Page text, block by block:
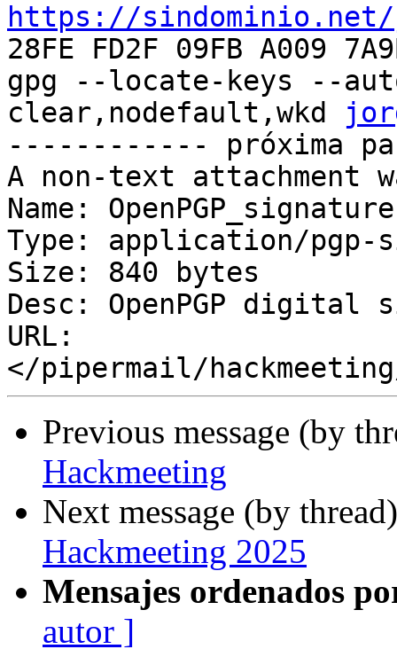
https://sindominio.net/
28FE FD2F 09FB A009
gpg --locate-keys --
clear,nodefault,wkd
------------ próxima
A non-text attachment
Name:
Type: application/pgp-
Size: 840 bytes
Desc: OpenPGP digital
URL:
Previous message (by
Hackmeeting
Next message (by
Hackmeeting 2025
Mensajes ordenados
autor ]